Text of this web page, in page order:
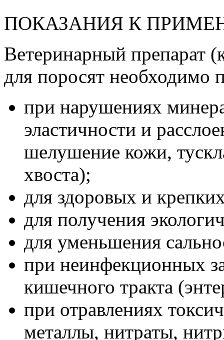
ПОКАЗАНИЯ К
Ветеринарный
для поросят необходимо
при нарушениях
эластичности и
шелушение кожи,
хвоста);
для здоровых и
для получения
для уменьшения
при неинфекционных
кишечного тракта
при отравлениях
металлы, нитраты,